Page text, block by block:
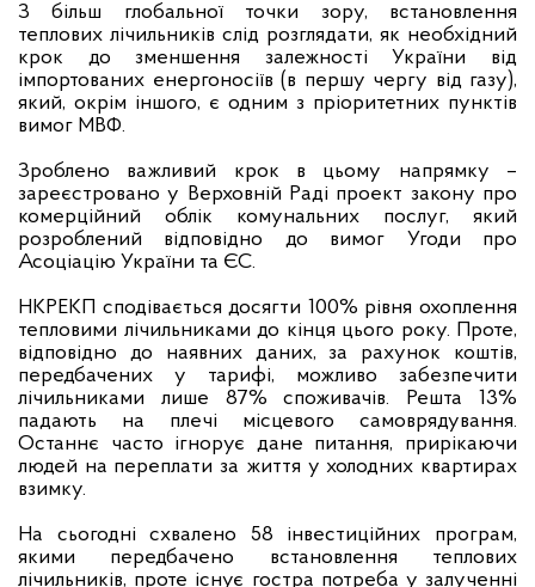
З більш глобальної точки зору, встановлення
теплових лічильників слід розглядати, як необхідний
крок до зменшення залежності України від
імпортованих енергоносіїв (в першу чергу від газу),
який, окрім іншого, є одним з пріоритетних пунктів
вимог МВФ.
Зроблено важливий крок в цьому напрямку –
зареєстровано у Верховній Раді проект закону про
комерційний облік комунальних послуг, який
розроблений відповідно до вимог Угоди про
Асоціацію України та ЄС.
НКРЕКП сподівається досягти 100% рівня охоплення
тепловими лічильниками до кінця цього року. Проте,
відповідно до наявних даних, за рахунок коштів,
передбачених у тарифі, можливо забезпечити
лічильниками лише 87% споживачів. Решта 13%
падають на плечі місцевого самоврядування.
Останнє часто ігнорує дане питання, прирікаючи
людей на переплати за життя у холодних квартирах
взимку.
На сьогодні схвалено 58 інвестиційних програм,
якими передбачено встановлення теплових
лічильників, проте існує гостра потреба у залученні